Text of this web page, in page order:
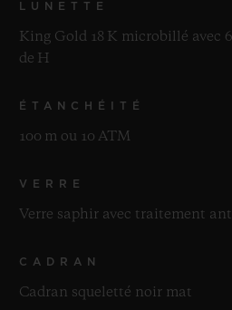
LUNETTE
King Gold 18 K microbillé avec
de H
ÉTANCHÉITÉ
100 m ou 10 ATM
VERRE
Verre saphir avec traitement
CADRAN
Cadran squeletté noir mat